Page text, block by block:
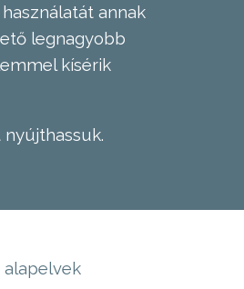
annak
legnagyobb
kísérik
alapelvek